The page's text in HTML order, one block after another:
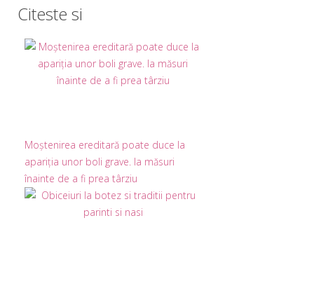
Citeste si
Moștenirea ereditară poate duce la
apariția unor boli grave. Ia măsuri
înainte de a fi prea târziu